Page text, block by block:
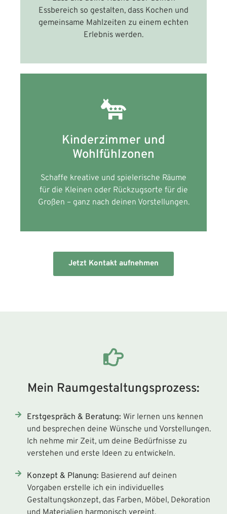
Essbereich so gestalten, dass Kochen und
gemeinsame Mahlzeiten zu einem echten
Erlebnis werden.
Kinderzimmer und
Wohlfühlzonen
Schaffe kreative und spielerische Räume
für die Kleinen oder Rückzugsorte für die
Großen – ganz nach deinen Vorstellungen.
Jetzt Kontakt aufnehmen
Mein Raumgestaltungsprozess:
Erstgespräch & Beratung: Wir lernen uns kennen
und besprechen deine Wünsche und Vorstellungen.
Ich nehme mir Zeit, um deine Bedürfnisse zu
verstehen und erste Ideen zu entwickeln.
Konzept & Planung: Basierend auf deinen
Vorgaben erstelle ich ein individuelles
Gestaltungskonzept, das Farben, Möbel, Dekoration